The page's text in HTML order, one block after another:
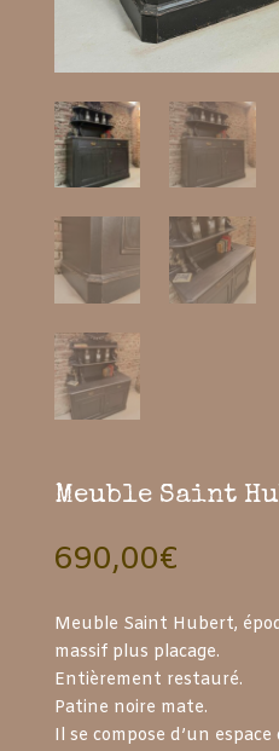
Meuble Saint
690,00€
Meuble Saint Hubert,
massif plus placage.
Entièrement restauré.
Patine noire mate.
Il se compose d’un